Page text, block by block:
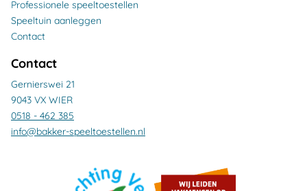
Professionele speeltoestellen
Speeltuin aanleggen
Contact
Contact
Gernierswei 21
9043 VX WIER
0518 - 462 385
info@bakker-speeltoestellen.nl